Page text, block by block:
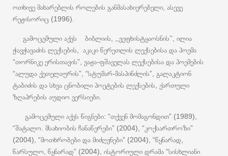
ოთხივე მახარებლის როლების განმასახიერებელი, ასევე
რეჟისორიც (1996).
გამოცემული აქვს ბიბლიის, ,,ვეფხისტყაოსნის’’, ილია
ჭავჭავაძის ლექსების, აკაკი წერეთლის ლექსებისა და პოემა
“თორნიკე ერისთავის”, ვაჟა-ფშაველას ლექსებისა და პოემების
“ალუდა ქეთელაურის”, “სტუმარ-მასპინძლის”, გალაკტიონ
ტაბიძის და სხვა ცნობილი პოეტების ლექსების, ქართული
ზღაპრების აუდიო ვერსიები.
გამოცემული აქვს წიგნები: “თქვენ მომაგონდით” (1989),
“შატალო. მსახიობის ჩანაწერები” (2004), “კოქსართროზი”
(2004), “მოთხრობები და მიძღვნები” (2004), “წყნარად,
წარსულო, წყნარად” (2004), ისტორიული დრამა “სისხლიანი